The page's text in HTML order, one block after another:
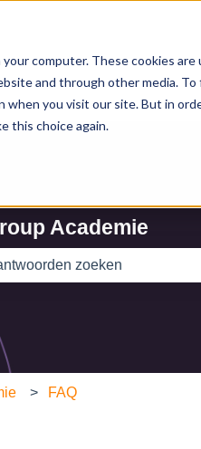
computer. These cookies
and through other media.
you visit our site. But in
this choice again.
Academie
suggesties want het
FAQ